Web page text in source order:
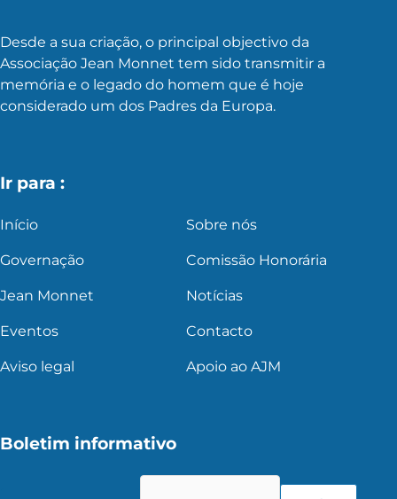
Desde a sua criação, o principal objectivo da
Associação Jean Monnet tem sido transmitir a
memória e o legado do homem que é hoje
considerado um dos Padres da Europa.
Ir para :
Início Sobre nós
Governação Comissão Honorária
Jean Monnet Notícias
Eventos Contacto
Aviso legal Apoio ao AJM
Boletim informativo